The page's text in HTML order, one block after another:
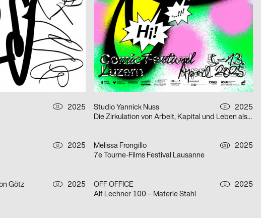
CH
Basel
Alexandra Trinkl D
2025
Die Würde aller Menschen ist unantastbar.
CH
2025
PARAT.cc D
2025
Fünf Freunde
D
2025
Studio Yannick Nuss D
2025
Die Zirkulation von Arbeit, Kapital und Leben als Lieferkette – Alice Creischer & Andreas Siekmann
D
2025
Melissa Frongillo CH
2025
7e Tourne-Films Festival Lausanne
Götz D
2025
OFF OFFICE D
2025
Alf Lechner 100 – Materie Stahl